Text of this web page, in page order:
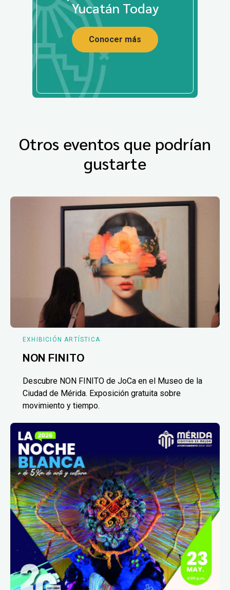
Yucatán Today
Conocer más
Otros eventos que podrían
gustarte
EXHIBICIÓN ARTÍSTICA
NON FINITO
Descubre NON FINITO de JoCa en el Museo de la
Ciudad de Mérida. Exposición gratuita sobre
movimiento y tiempo.